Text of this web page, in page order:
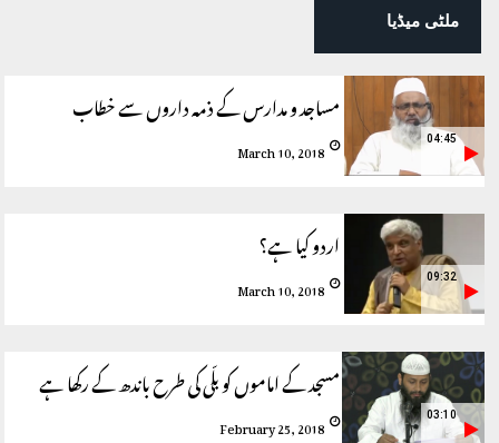
ملٹی میڈیا
مساجد و مدارس کے ذمہ داروں سے خطاب
March 10, 2018 04:45
اردو کیا ہے؟
March 10, 2018 09:32
مسجد کے اماموں کو بلّی کی طرح باندھ کے رکھا ہے
February 25, 2018 03:10